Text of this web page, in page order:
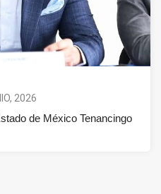
2026
de México Tenancingo